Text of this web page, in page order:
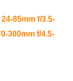
85mm f/3.5-
300mm f/4.5-